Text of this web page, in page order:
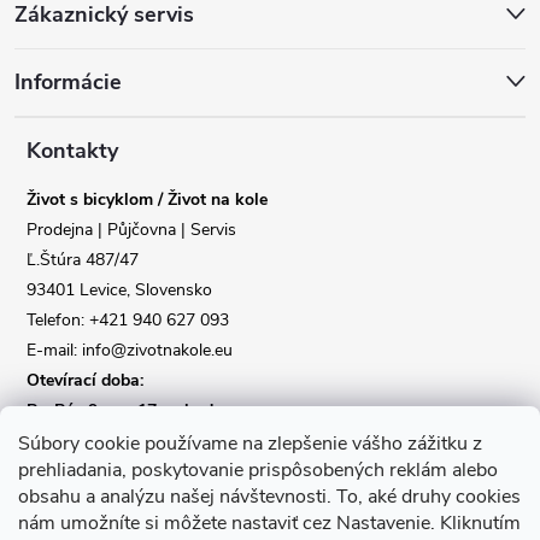
Súbory cookie používame na zlepšenie vášho zážitku z
prehliadania, poskytovanie prispôsobených reklám alebo
obsahu a analýzu našej návštevnosti. To, aké druhy cookies
nám umožníte si môžete nastaviť cez Nastavenie. Kliknutím
p
Zákaznický servis
Informácie
Kontakty
Život s bicyklom / Život na kole
Prodejna | Půjčovna | Servis
Ľ.Štúra 487/47
93401 Levice, Slovensko
Telefon: +421 940 627 093
E-mail: info@zivotnakole.eu
Otevírací doba:
Po-Pá : 9,oo - 17,oo hod
So : 9,oo - 12,oo | Ne : Zavřeno
Kontaktní formulář